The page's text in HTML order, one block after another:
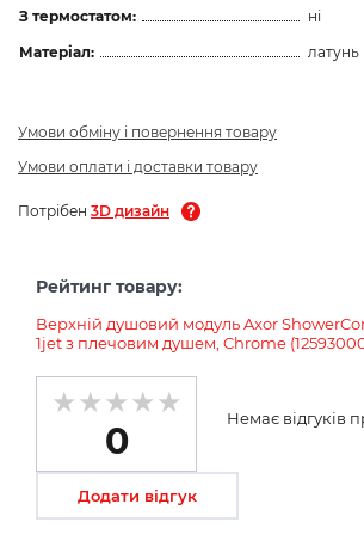
З термостатом:
ні
Матеріал:
латунь
Умови обміну і повернення товару
Умови оплати і доставки товару
Потрібен 3D дизайн
Рейтинг товару:
Верхній душовий модуль Axor
1jet з плечовим душем, Chrome
0
Немає відгуків
Додати відгук